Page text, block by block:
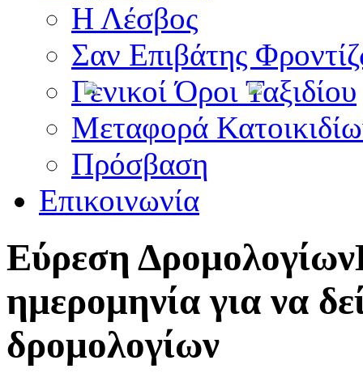
Η Λέσβος
Σαν Επιβάτης
Γενικοί Όροι Ταξιδίου
Μεταφορά
Πρόσβαση
Επικοινωνία
Εύρεση Δρομολογίων
ημερομηνία για να
δρομολογίων